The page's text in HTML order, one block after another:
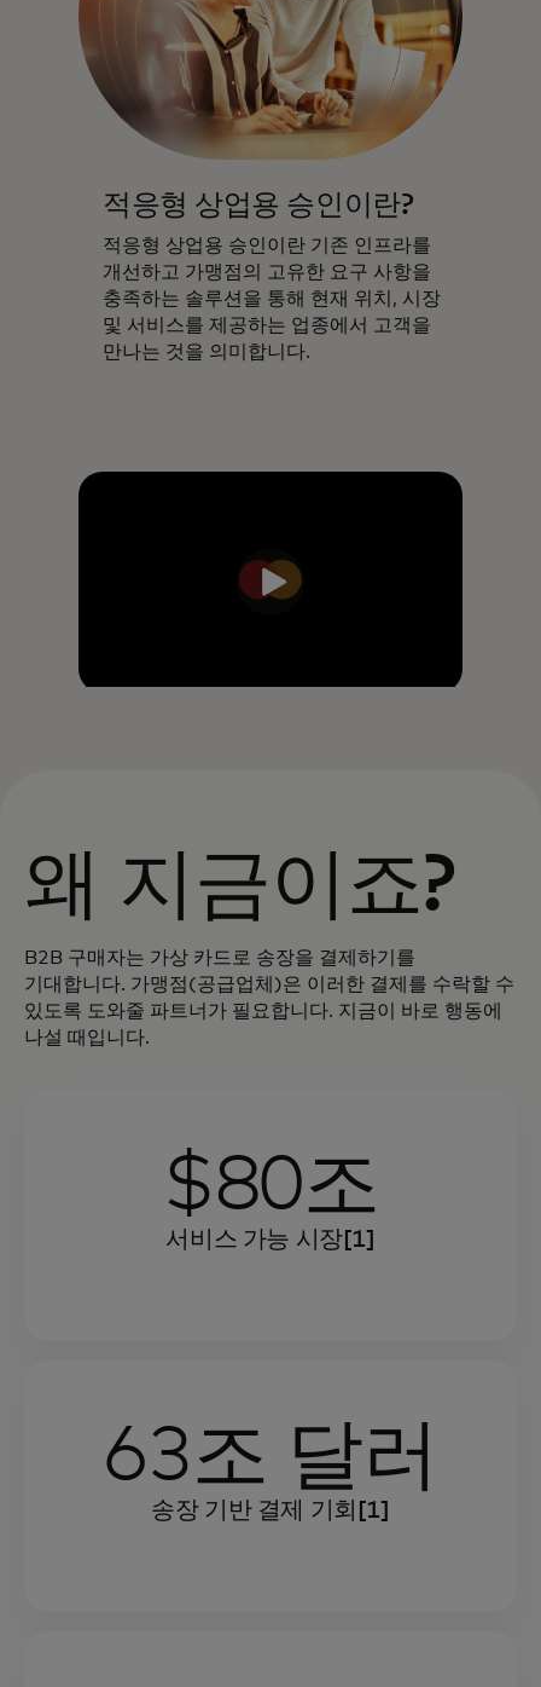
적응형 상업용 승인이란?
적응형 상업용 승인이란 기존 인프라를
개선하고 가맹점의 고유한 요구 사항을
충족하는 솔루션을 통해 현재 위치, 시장
및 서비스를 제공하는 업종에서 고객을
만나는 것을 의미합니다.
왜 지금이죠?
B2B 구매자는 가상 카드로 송장을 결제하기를
기대합니다. 가맹점(공급업체)은 이러한 결제를 수락할 수
있도록 도와줄 파트너가 필요합니다. 지금이 바로 행동에
나설 때입니다.
$80조
서비스 가능 시장[1]
63조 달러
송장 기반 결제 기회[1]